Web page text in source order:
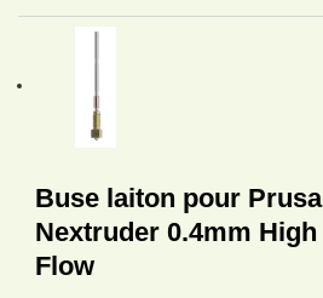
Buse laiton pour Prusa
Nextruder 0.4mm High
Flow